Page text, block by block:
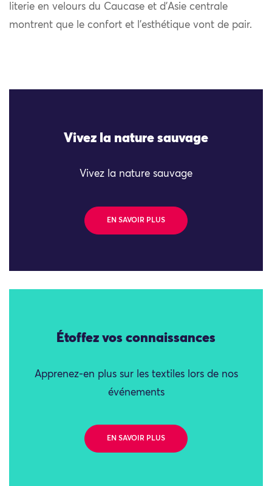
literie en velours du Caucase et d’Asie centrale
montrent que le confort et l’esthétique vont de pair.
Vivez la nature sauvage
Vivez la nature sauvage
EN SAVOIR PLUS
Étoffez vos connaissances
Apprenez-en plus sur les textiles lors de nos
événements
EN SAVOIR PLUS